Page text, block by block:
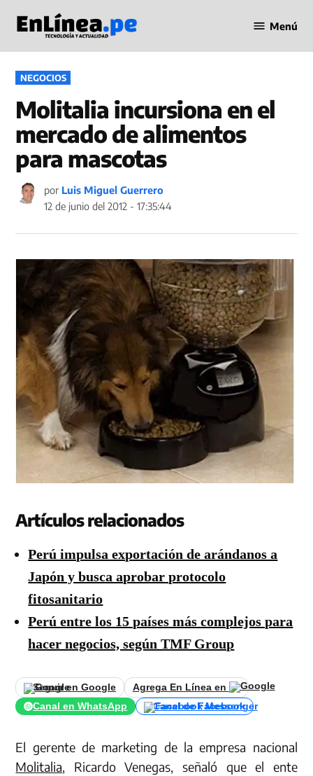
contenido
en Línea
Menú
PUBLICADO
EN
NEGOCIOS
Molitalia incursiona en el
mercado de alimentos
para mascotas
por Luis Miguel Guerrero
12 de junio del 2012 - 17:35:44
Artículos relacionados
Perú impulsa exportación de arándanos a
Japón y busca aprobar protocolo
fitosanitario
Perú entre los 15 países más complejos para
hacer negocios, según TMF Group
Seguir en Google
Agrega En Línea en
Canal en WhatsApp
Canal de Facebook
El gerente de marketing de la empresa nacional
Molitalia, Ricardo Venegas, señaló que el ente